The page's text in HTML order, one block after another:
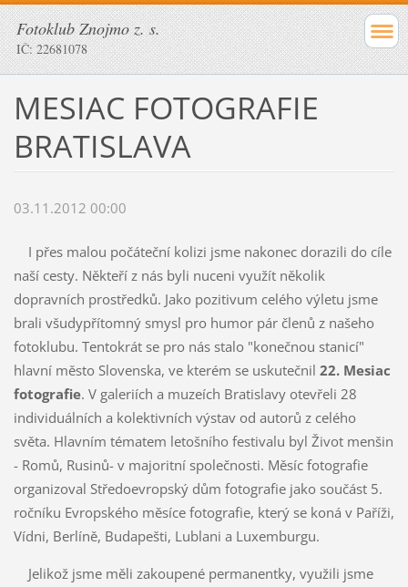
Fotoklub Znojmo z. s.
IČ: 22681078
MESIAC FOTOGRAFIE
BRATISLAVA
03.11.2012 00:00
I přes malou počáteční kolizi jsme nakonec dorazili do cíle
naší cesty. Někteří z nás byli nuceni využít několik
dopravních prostředků. Jako pozitivum celého výletu jsme
brali všudypřítomný smysl pro humor pár členů z našeho
fotoklubu. Tentokrát se pro nás stalo "konečnou stanicí"
hlavní město Slovenska, ve kterém se uskutečnil 22. Mesiac
fotografie. V galeriích a muzeích Bratislavy otevřeli 28
individuálních a kolektivních výstav od autorů z celého
světa. Hlavním tématem letošního festivalu byl Život menšin
- Romů, Rusinů- v majoritní společnosti. Měsíc fotografie
organizoval Středoevropský dům fotografie jako součást 5.
ročníku Evropského měsíce fotografie, který se koná v Paříži,
Vídni, Berlíně, Budapešti, Lublani a Luxemburgu.
Jelikož jsme měli zakoupené permanentky, využili jsme